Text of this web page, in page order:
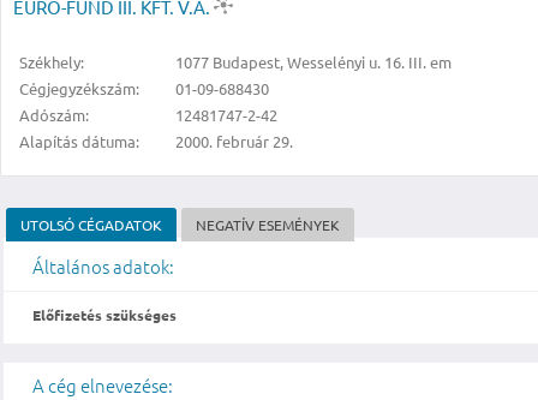
EURO-FUND III. KFT. V.A.
Székhely:
1077 Budapest, Wesselényi u. 16. III. em
Cégjegyzékszám:
01-09-688430
Adószám:
12481747-2-42
Alapítás dátuma:
2000. február 29.
UTOLSÓ CÉGADATOK NEGATÍV ESEMÉNYEK
Általános adatok:
Előfizetés szükséges
A cég elnevezése: